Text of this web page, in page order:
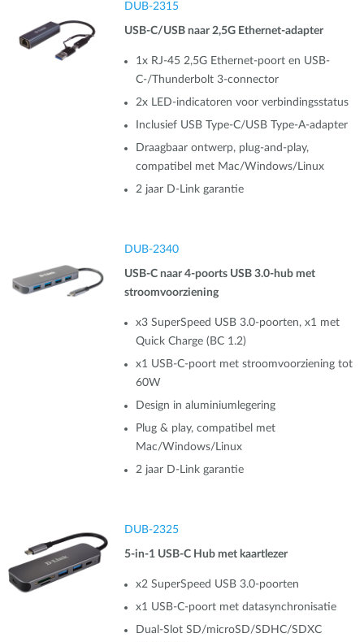
DUB-2315
USB-C/USB naar 2,5G Ethernet-adapter
1x RJ-45 2,5G Ethernet-poort en USB-
C-/Thunderbolt 3-connector
2x LED-indicatoren voor verbindingsstatus
Inclusief USB Type-C/USB Type-A-adapter
Draagbaar ontwerp, plug-and-play,
compatibel met Mac/Windows/Linux
2 jaar D‑Link garantie
DUB-2340
USB-C naar 4-poorts USB 3.0-hub met
stroomvoorziening
x3 SuperSpeed USB 3.0-poorten, x1 met
Quick Charge (BC 1.2)
x1 USB-C-poort met stroomvoorziening tot
60W
Design in aluminiumlegering
Plug & play, compatibel met
Mac/Windows/Linux
2 jaar D‑Link garantie
DUB-2325
5-in-1 USB-C Hub met kaartlezer
x2 SuperSpeed USB 3.0-poorten
x1 USB-C-poort met datasynchronisatie
Dual-Slot SD/microSD/SDHC/SDXC